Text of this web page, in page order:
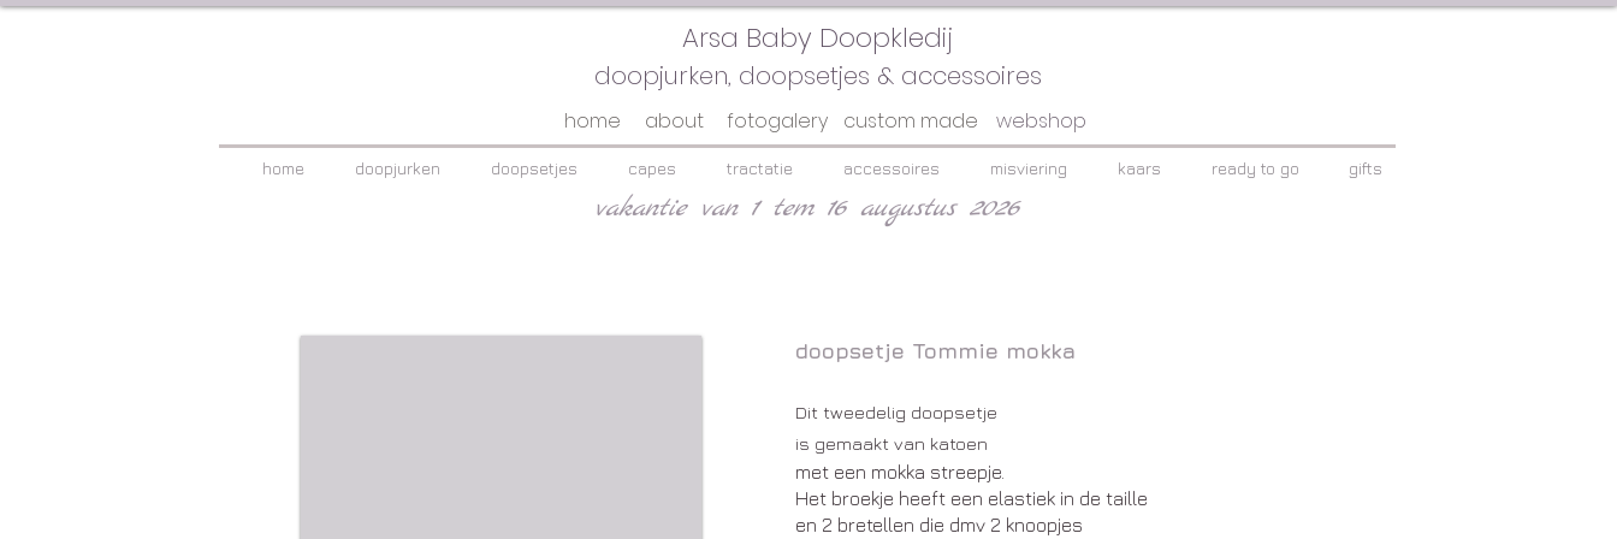
Arsa Baby Doopkledij
doopjurken, doopsetjes & accessoires
home about fotogalery custom made webshop
home doopjurken doopsetjes capes tractatie accessoires misviering kaars ready to go gifts
vakantie van 1 tem 16 augustus 2026
doopsetje Tommie mokka
Dit tweedelig doopsetje
is gemaakt van katoen​
met een mokka streepje.
Het broekje heeft een elastiek in de taille
en 2 bretellen die dmv 2 knoopjes